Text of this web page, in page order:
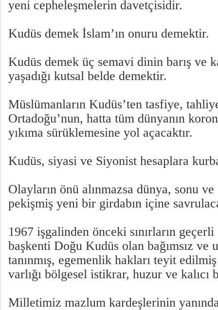
yeni cepheleşmelerin davetçisidir.
Kudüs demek İslam’ın onuru demektir.
Kudüs demek üç semavi dinin barış ve
yaşadığı kutsal belde demektir.
Müslümanların Kudüs’ten tasfiye,
Ortadoğu’nun, hatta tüm dünyanın
yıkıma sürüklemesine yol açacaktır.
Kudüs, siyasi ve Siyonist hesaplara
Olayların önü alınmazsa dünya, sonu
pekişmiş yeni bir girdabın içine
1967 işgalinden önceki sınırların geçerli
başkenti Doğu Kudüs olan bağımsız ve
tanınmış, egemenlik hakları teyit
varlığı bölgesel istikrar, huzur ve kalıcı
Milletimiz mazlum kardeşlerinin